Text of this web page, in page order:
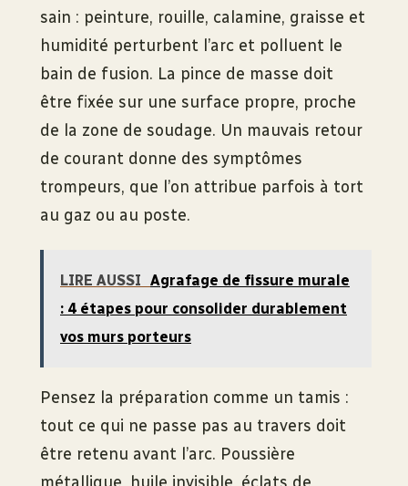
sain : peinture, rouille, calamine, graisse et
humidité perturbent l’arc et polluent le
bain de fusion. La pince de masse doit
être fixée sur une surface propre, proche
de la zone de soudage. Un mauvais retour
de courant donne des symptômes
trompeurs, que l’on attribue parfois à tort
au gaz ou au poste.
LIRE AUSSI Agrafage de fissure murale
: 4 étapes pour consolider durablement
vos murs porteurs
Pensez la préparation comme un tamis :
tout ce qui ne passe pas au travers doit
être retenu avant l’arc. Poussière